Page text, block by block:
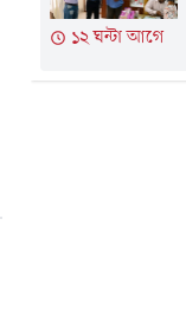
১২ ঘন্টা আগে